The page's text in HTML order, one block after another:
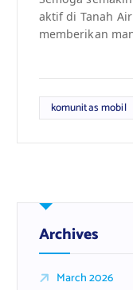
aktif di Tanah
memberikan
komunitas mobil
Archives
March 2026